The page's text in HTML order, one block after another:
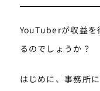
YouTuberが収益を
るのでしょうか？
はじめに、事務所